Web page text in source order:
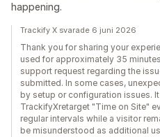
happening.
Trackify X svarade 6 juni 2026
Thank you for sharing your
used for approximately 35
support request regarding the
submitted. In some cases,
by setup or configuration issues.
TrackifyXretarget "Time on Site"
regular intervals while a visitor
be misunderstood as additional